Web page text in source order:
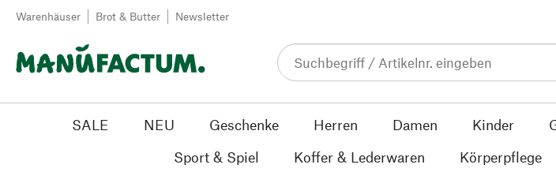
Zum Inhalt springen
Warenhäuser Brot & Butter Newsletter
SALE NEU Geschenke Herren Damen Kinder
Sport & Spiel
Koffer & Lederwaren Körperpflege